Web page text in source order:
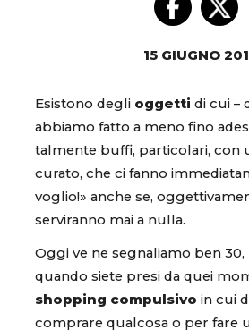
15 GIUGNO
Esistono degli oggetti di cui –
abbiamo fatto a meno fino
talmente buffi, particolari, con
curato, che ci fanno
voglio!» anche se,
serviranno mai a nulla.
Oggi ve ne segnaliamo ben
quando siete presi da quei
shopping compulsivo in cui
comprare qualcosa o per fare